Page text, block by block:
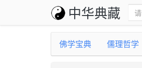
中华典藏
佛学宝典 儒理哲学